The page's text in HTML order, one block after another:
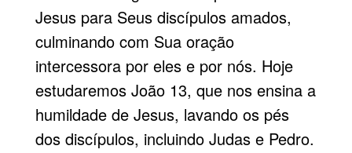
Jesus para Seus discípulos amados,
culminando com Sua oração
intercessora por eles e por nós. Hoje
estudaremos João 13, que nos ensina a
humildade de Jesus, lavando os pés
dos discípulos, incluindo Judas e Pedro.